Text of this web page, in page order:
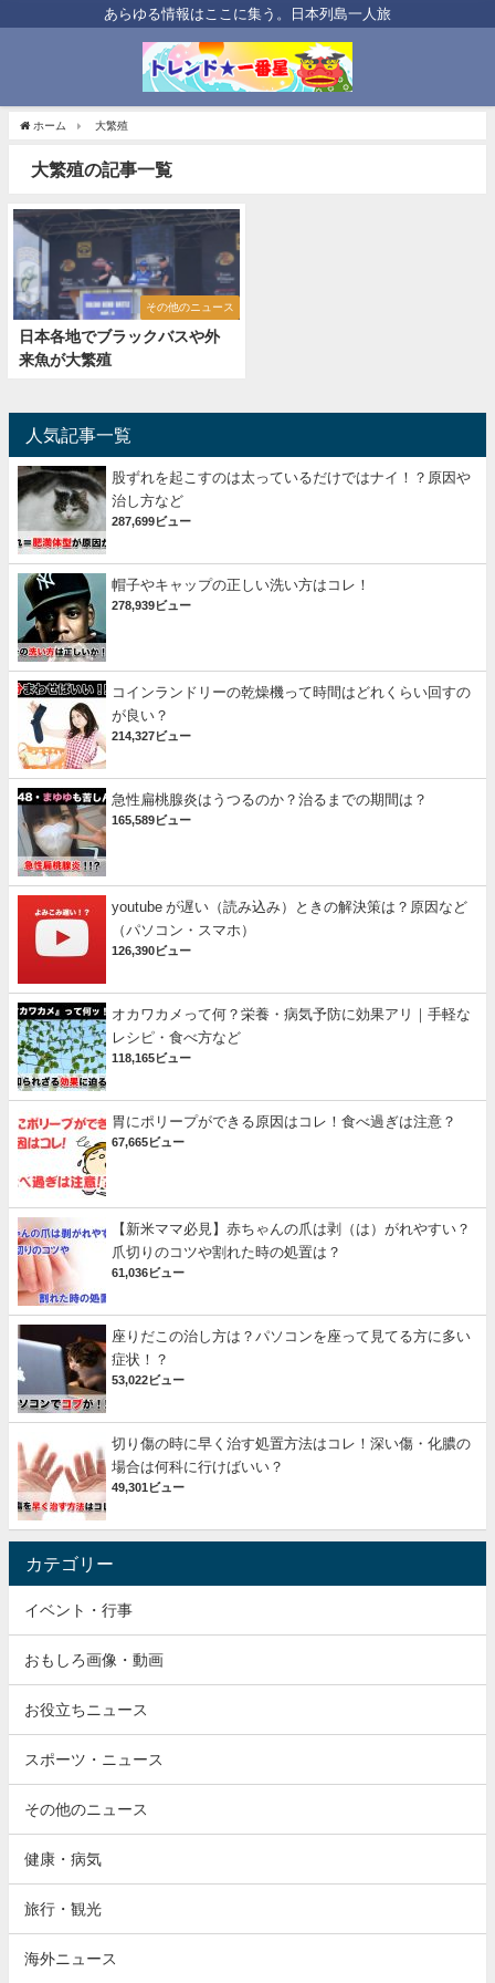
あらゆる情報はここに集う。日本列島一人旅
ホーム 大繁殖
大繁殖の記事一覧
その他のニュース
日本各地でブラックバスや外
来魚が大繁殖
人気記事一覧
股ずれを起こすのは太っているだけではナイ！？原因や
治し方など
287,699ビュー
帽子やキャップの正しい洗い方はコレ！
278,939ビュー
コインランドリーの乾燥機って時間はどれくらい回すの
が良い？
214,327ビュー
急性扁桃腺炎はうつるのか？治るまでの期間は？
165,589ビュー
youtube が遅い（読み込み）ときの解決策は？原因など
（パソコン・スマホ）
126,390ビュー
オカワカメって何？栄養・病気予防に効果アリ｜手軽な
レシピ・食べ方など
118,165ビュー
胃にポリープができる原因はコレ！食べ過ぎは注意？
67,665ビュー
【新米ママ必見】赤ちゃんの爪は剥（は）がれやすい？
爪切りのコツや割れた時の処置は？
61,036ビュー
座りだこの治し方は？パソコンを座って見てる方に多い
症状！？
53,022ビュー
切り傷の時に早く治す処置方法はコレ！深い傷・化膿の
場合は何科に行けばいい？
49,301ビュー
カテゴリー
イベント・行事
おもしろ画像・動画
お役立ちニュース
スポーツ・ニュース
その他のニュース
健康・病気
旅行・観光
海外ニュース